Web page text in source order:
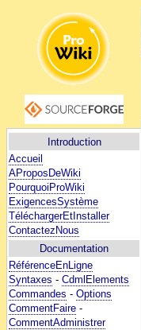
Introduction
Accueil
AProposDeWiki
PourquoiProWiki
ExigencesSystème
TéléchargerEtInstaller
ContactezNous
Documentation
RéférenceEnLigne
Syntaxes - CdmlElements
Commandes - Options
CommentFaire -
CommentAdministrer